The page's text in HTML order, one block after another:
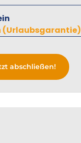
(Urlaubsgarantie)
abschließen!